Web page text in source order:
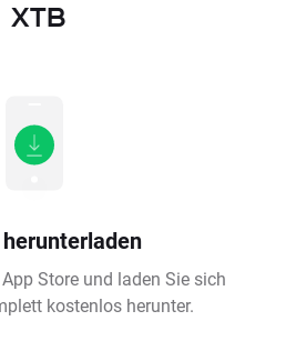
XTB
Store und laden Sie sich
kostenlos herunter.